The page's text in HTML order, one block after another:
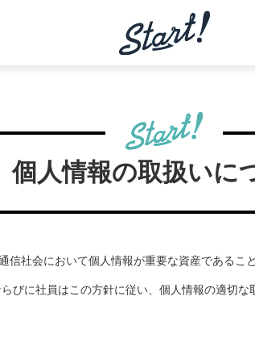
個人情報の取扱いに
信社会において個人情報が重要な資産であるこ
びに社員はこの方針に従い、個人情報の適切な